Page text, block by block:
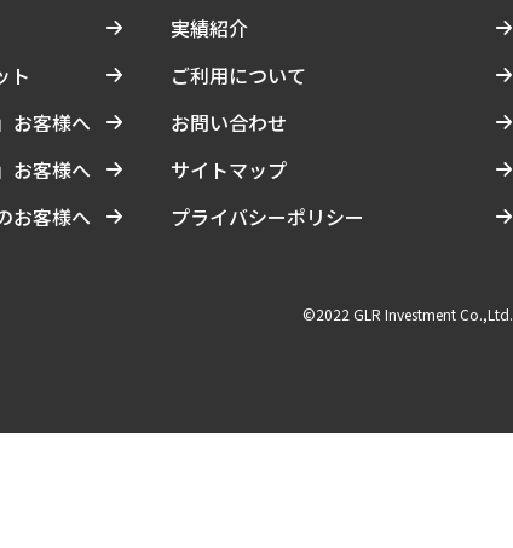
ト
お客様へ
お客様へ
お客様へ
実績紹介
ご利用について
お問い合わせ
サイトマップ
プライバシーポリシー
©2022 GLR Investment Co.,Ltd.